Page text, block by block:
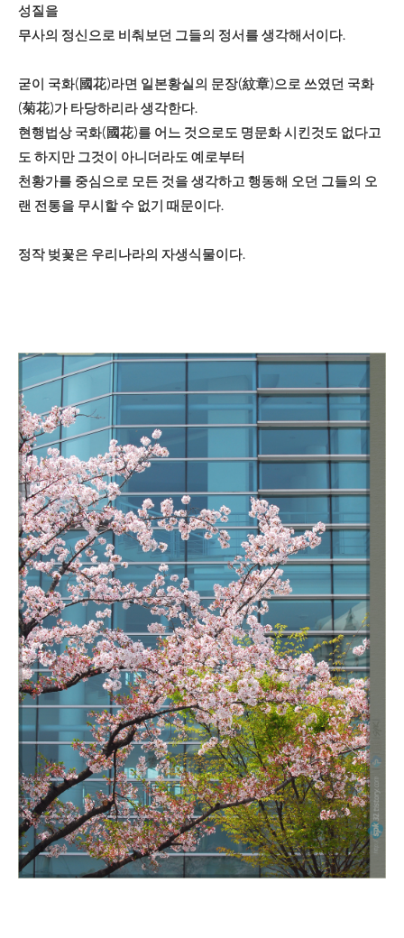
성질을
무사의 정신으로 비춰보던 그들의 정서를 생각해서이다.
굳이 국화(國花)라면 일본황실의 문장(紋章)으로 쓰였던 국화
(菊花)가 타당하리라 생각한다.
현행법상 국화(國花)를 어느 것으로도 명문화 시킨것도 없다고
도 하지만 그것이 아니더라도 예로부터
천황가를 중심으로 모든 것을 생각하고 행동해 오던 그들의 오
랜 전통을 무시할 수 없기 때문이다.
정작 벚꽃은 우리나라의 자생식물이다.